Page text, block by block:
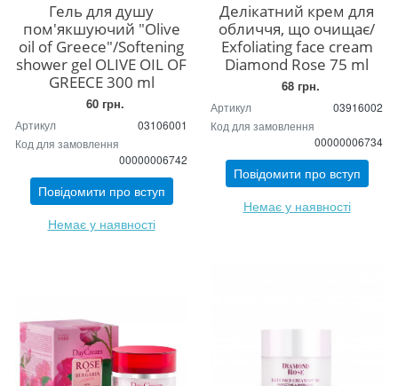
Гель для душу
пом'якшуючий "Olive
oil of Greece"/Softening
shower gel OLIVE OIL OF
GREECE 300 ml
60 грн.
Артикул
03106001
Код для замовлення
00000006742
Повідомити про вступ
Немає у наявності
Делікатний крем для
обличчя, що очищає/
Exfoliating face cream
Diamond Rose 75 ml
68 грн.
Артикул
03916002
Код для замовлення
00000006734
Повідомити про вступ
Немає у наявності